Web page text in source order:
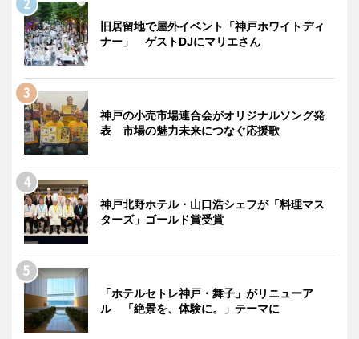
旧居留地で屋外イベント「神戸ホワイトディ
ナー」 ゲストDJにマリエさん
神戸の小売市場連合会がオリジナルソング発
表 市場の魅力未来につなぐ応援歌
神戸北野ホテル・山口浩シェフが「料理マス
ターズ」ゴールド賞受賞
「ホテルセトレ神戸・舞子」がリニューア
ル 「絶景を、体験に。」テーマに